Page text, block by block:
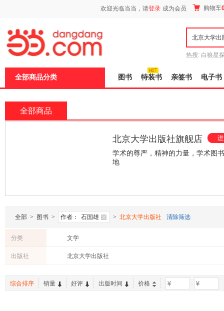
欢迎光临当当，请登录 成为会员 购物车
热搜: 白狼星
全部商品分类 图书 特装书 亲签书 电子书
全部商品
北京大学出版社旗舰店
学术的尊严，精神的力量，学术图
地
全部 > 图书 > 作者： 石国雄 > 北京大学出版社 清除筛选
分类 文学
出版社 北京大学出版社
综合排序 销量 好评 出版时间 价格 -
页
加